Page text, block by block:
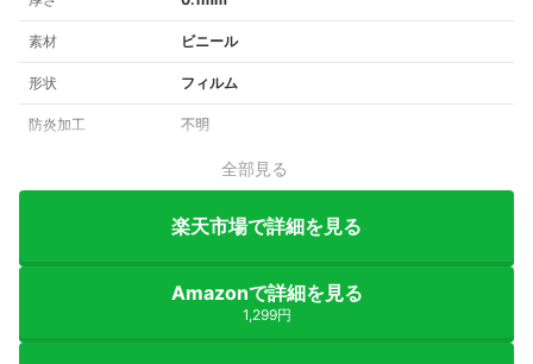
素材 ビニール
形状 フィルム
防炎加工 不明
全部見る
楽天市場で詳細を見る
Amazonで詳細を見る
1,299円